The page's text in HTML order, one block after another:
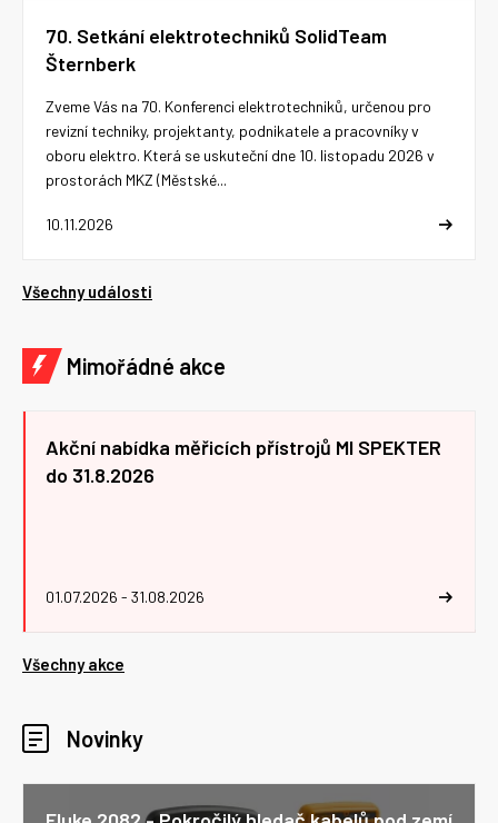
70. Setkání elektrotechniků SolidTeam
Šternberk
10.11.2026
Zveme Vás na 70. Konferenci elektrotechniků, určenou pro
revizní techniky, projektanty, podnikatele a pracovníky v
oboru elektro. Která se uskuteční dne 10. listopadu 2026 v
prostorách MKZ (Městské...
Všechny události
Mimořádné akce
Akční nabídka měřicích přístrojů MI SPEKTER
do 31.8.2026
01.07.2026 - 31.08.2026
Všechny akce
Novinky